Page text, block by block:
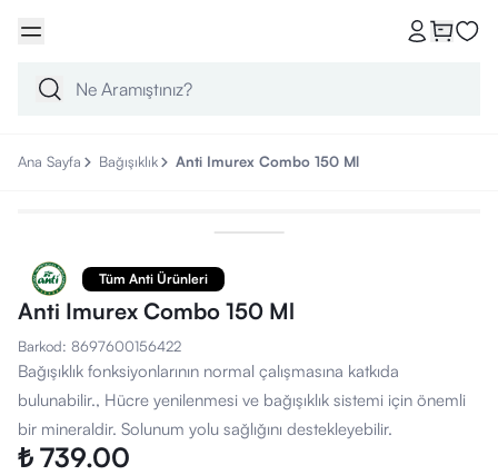
Ana Sayfa Bağışıklık Anti Imurex Combo 150 Ml
Tüm Anti Ürünleri
Anti Imurex Combo 150 Ml
Barkod: 8697600156422
Bağışıklık fonksiyonlarının normal çalışmasına katkıda
bulunabilir., Hücre yenilenmesi ve bağışıklık sistemi için önemli
bir mineraldir. Solunum yolu sağlığını destekleyebilir.
₺ 739.00